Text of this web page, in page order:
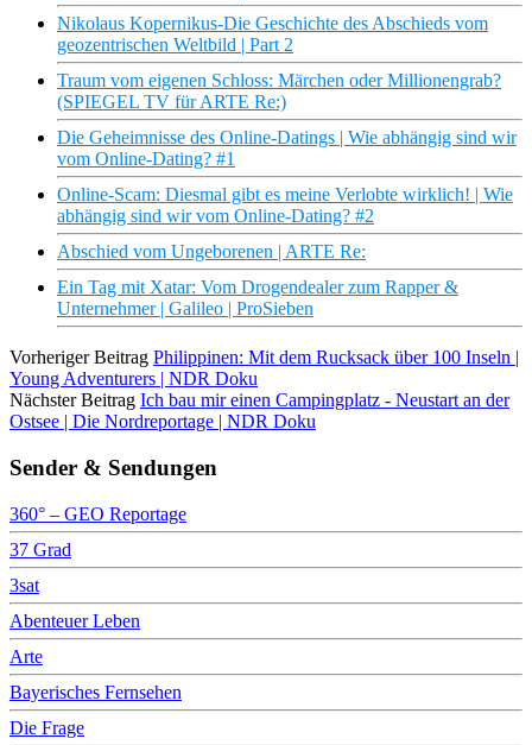
Nikolaus Kopernikus-Die Geschichte des Abschieds vom
geozentrischen Weltbild | Part 2
Traum vom eigenen Schloss: Märchen oder Millionengrab?
(SPIEGEL TV für ARTE Re:)
Die Geheimnisse des Online-Datings | Wie abhängig sind wir
vom Online-Dating? #1
Online-Scam: Diesmal gibt es meine Verlobte wirklich! | Wie
abhängig sind wir vom Online-Dating? #2
Abschied vom Ungeborenen | ARTE Re:
Ein Tag mit Xatar: Vom Drogendealer zum Rapper &
Unternehmer | Galileo | ProSieben
Vorheriger Beitrag Philippinen: Mit dem Rucksack über 100 Inseln |
Young Adventurers | NDR Doku
Nächster Beitrag Ich bau mir einen Campingplatz - Neustart an der
Ostsee | Die Nordreportage | NDR Doku
Sender & Sendungen
360° – GEO Reportage
37 Grad
3sat
Abenteuer Leben
Arte
Bayerisches Fernsehen
Die Frage